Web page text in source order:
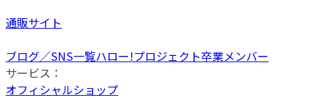
通販サイト
ブログ／SNS一覧ハロー!プロジェクト卒業メンバー
サービス：
オフィシャルショップ